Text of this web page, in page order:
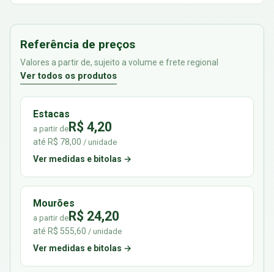
Referência de preços
Valores a partir de, sujeito a volume e frete regional
Ver todos os produtos
Estacas
a partir deR$ 4,20
até R$ 78,00 / unidade
Ver medidas e bitolas →
Mourões
a partir deR$ 24,20
até R$ 555,60 / unidade
Ver medidas e bitolas →